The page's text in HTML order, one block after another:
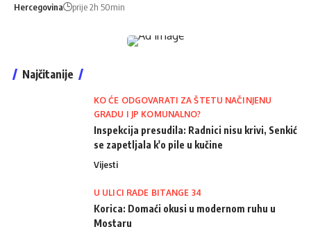
Hercegovina prije 2h 50min
Najčitanije
KO ĆE ODGOVARATI ZA ŠTETU NAČINJENU
GRADU I JP KOMUNALNO?
Inspekcija presudila: Radnici nisu krivi, Senkić
se zapetljala k'o pile u kučine
Vijesti
U ULICI RADE BITANGE 34
Korica: Domaći okusi u modernom ruhu u
Mostaru